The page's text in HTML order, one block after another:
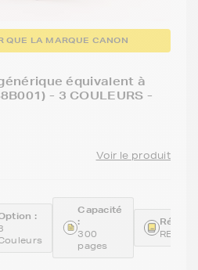
QUE LA MARQUE CANON
équivalent à
- 3 COULEURS -
Voir le produit
:
Capacité
:
300
pages